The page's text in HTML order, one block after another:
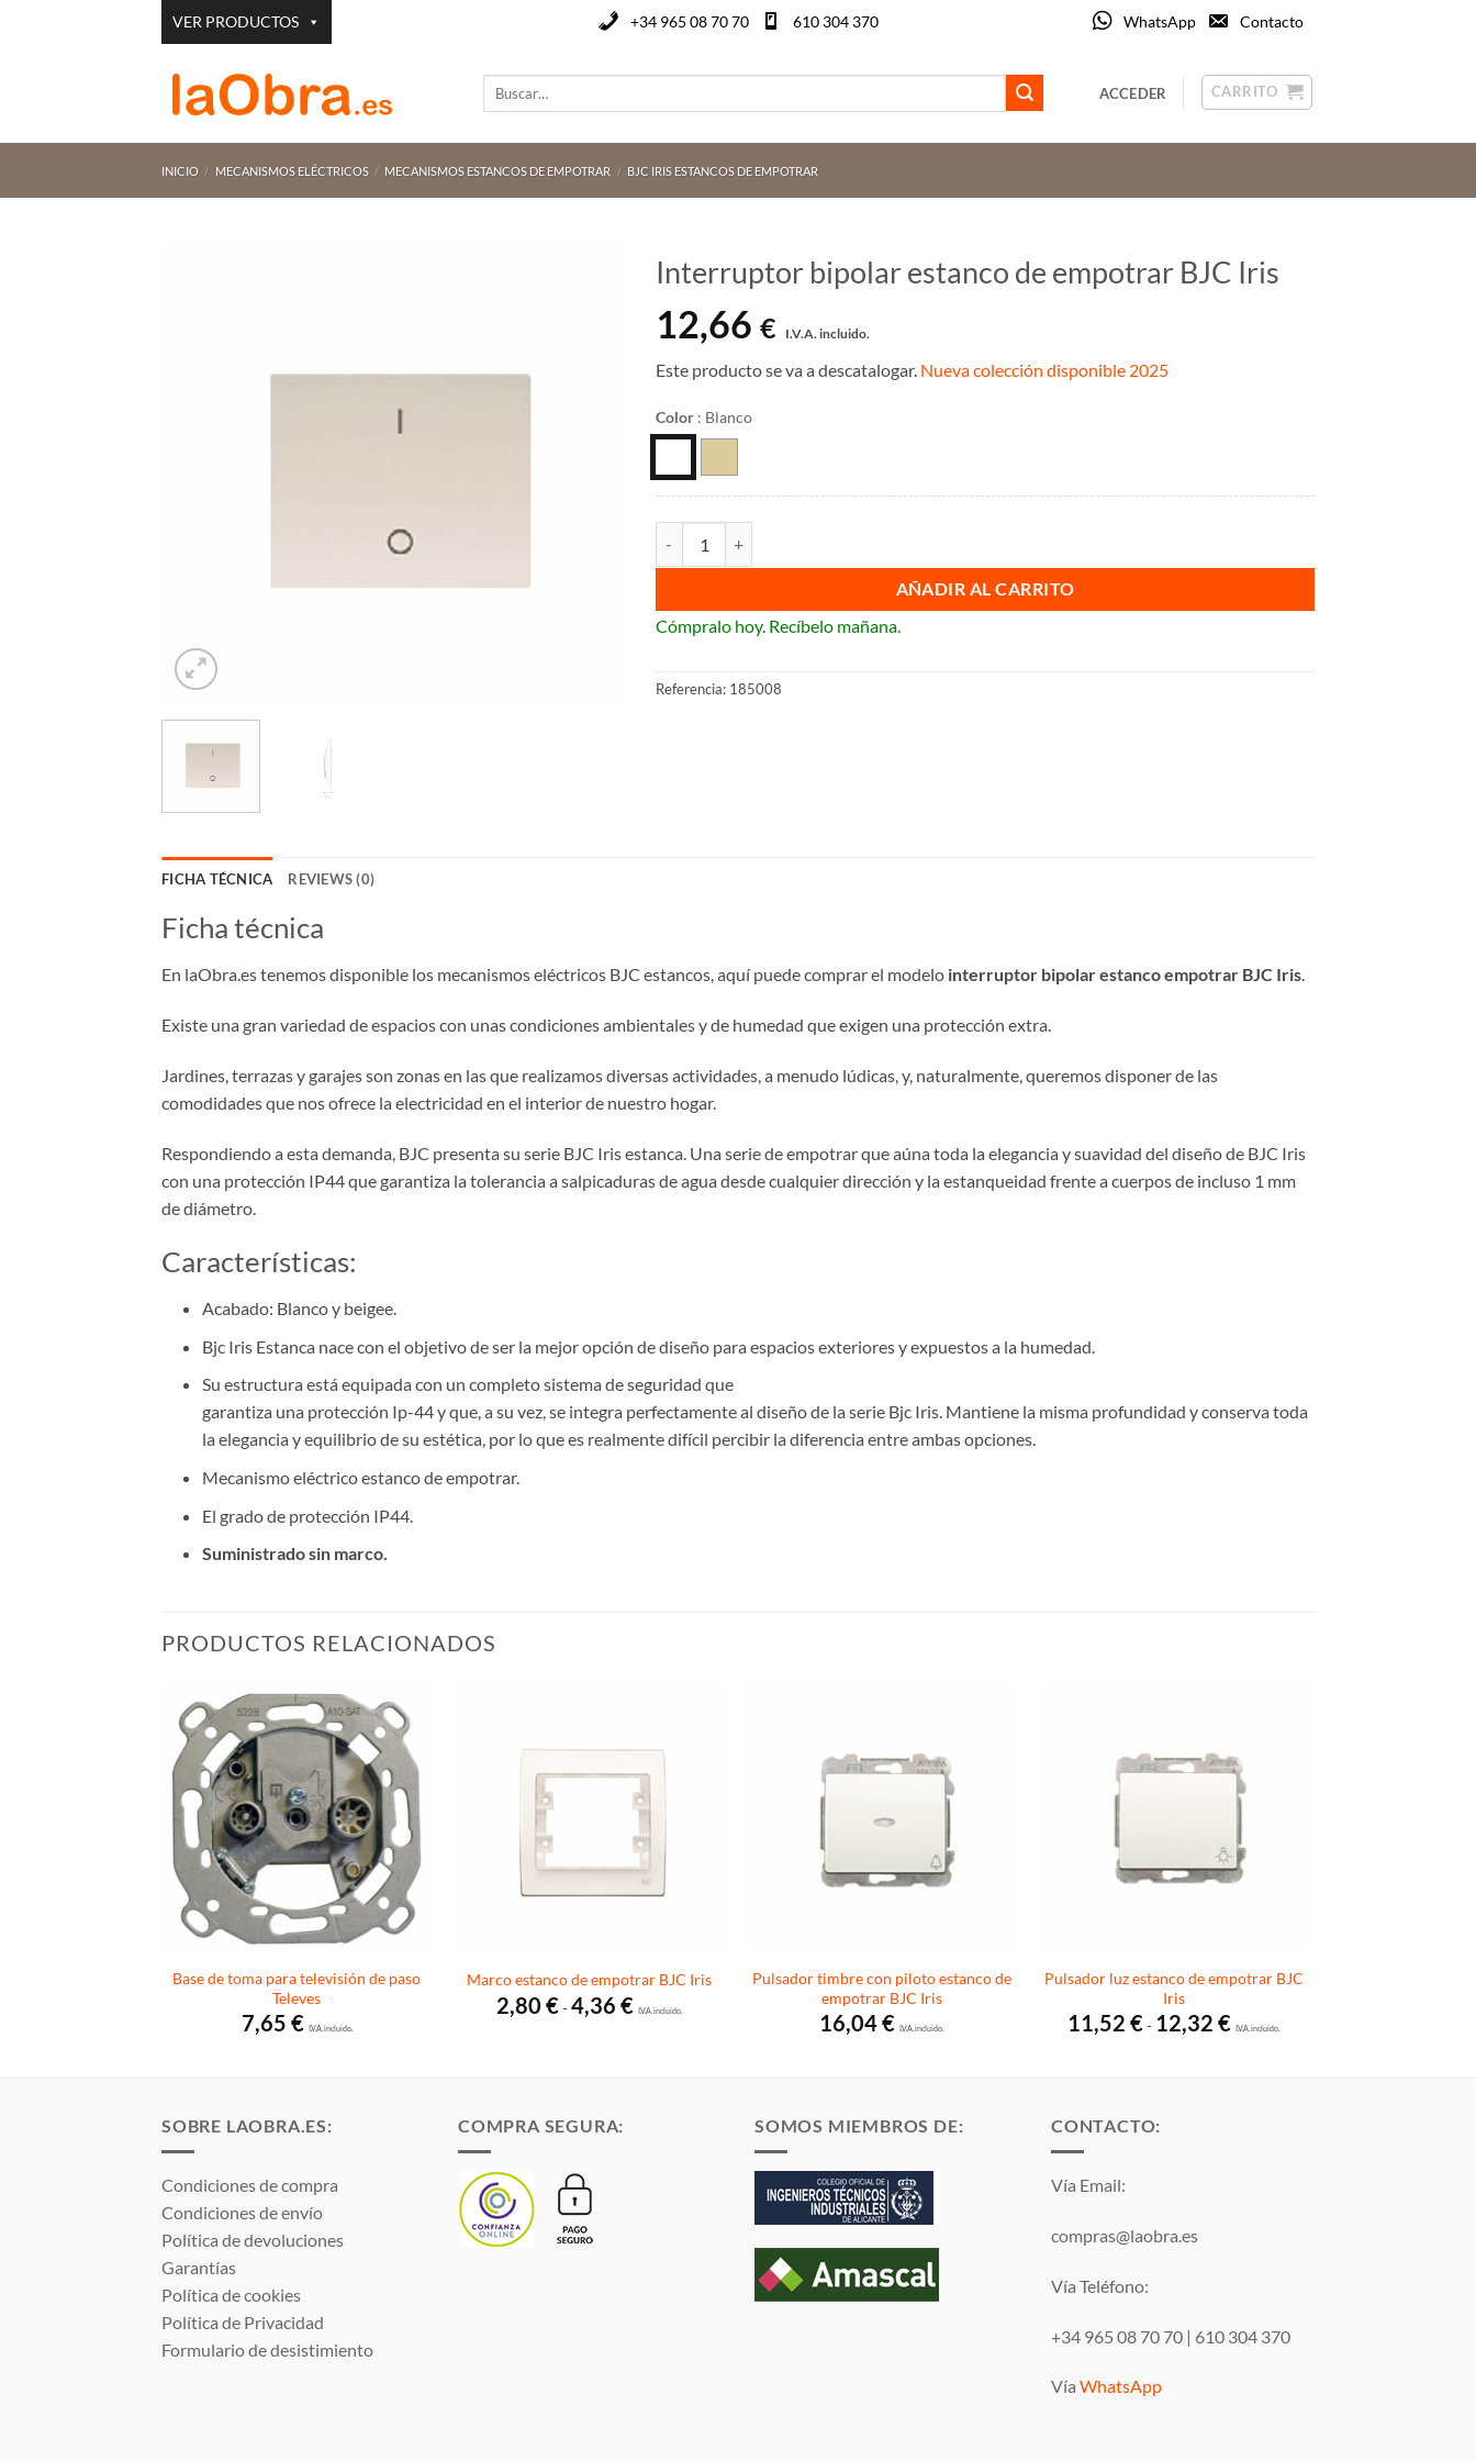
VER PRODUCTOS +34 965 08 70 70 610 304 370 WhatsApp Contacto
Buscar
ACCEDER CARRITO
INICIO / MECANISMOS ELÉCTRICOS / MECANISMOS ESTANCOS DE EMPOTRAR / BJC IRIS ESTANCOS DE EMPOTRAR
Interruptor bipolar estanco de empotrar BJC Iris
12,66 € I.V.A. incluido.
Este producto se va a descatalogar. Nueva colección disponible 2025
Color : Blanco
AÑADIR AL CARRITO
Cómpralo hoy. Recíbelo mañana.
Referencia: 185008
FICHA TÉCNICA REVIEWS (0)
Ficha técnica
En laObra.es tenemos disponible los mecanismos eléctricos BJC estancos, aquí puede comprar el modelo interruptor bipolar estanco empotrar BJC Iris.
Existe una gran variedad de espacios con unas condiciones ambientales y de humedad que exigen una protección extra.
Jardines, terrazas y garajes son zonas en las que realizamos diversas actividades, a menudo lúdicas, y, naturalmente, queremos disponer de las
comodidades que nos ofrece la electricidad en el interior de nuestro hogar.
Respondiendo a esta demanda, BJC presenta su serie BJC Iris estanca. Una serie de empotrar que aúna toda la elegancia y suavidad del diseño de BJC Iris
con una protección IP44 que garantiza la tolerancia a salpicaduras de agua desde cualquier dirección y la estanqueidad frente a cuerpos de incluso 1 mm
de diámetro.
Características:
Acabado: Blanco y beigee.
Bjc Iris Estanca nace con el objetivo de ser la mejor opción de diseño para espacios exteriores y expuestos a la humedad.
Su estructura está equipada con un completo sistema de seguridad que
garantiza una protección Ip-44 y que, a su vez, se integra perfectamente al diseño de la serie Bjc Iris. Mantiene la misma profundidad y conserva toda
la elegancia y equilibrio de su estética, por lo que es realmente difícil percibir la diferencia entre ambas opciones.
Mecanismo eléctrico estanco de empotrar.
El grado de protección IP44.
Suministrado sin marco.
PRODUCTOS RELACIONADOS
Base de toma para televisión de paso
Televes
7,65 €I.V.A. incluido.
Marco estanco de empotrar BJC Iris
2,80 €-4,36 €Rango
de
I.V.A. incluido.
Pulsador timbre con piloto estanco de
empotrar BJC Iris
16,04€ I.V.A. incluido.
Pulsador luz estanco de empotrar BJC
Iris
11,52€- 12,32€deI.V.A. incluido.
SOBRE LAOBRA.ES:
Condiciones de compra
Condiciones de envío
Política de devoluciones
Garantías
Política de cookies
Política de Privacidad
Formulario de desistimiento
COMPRA SEGURA: SOMOS MIEMBROS DE: CONTACTO:
Vía Email:
compras@laobra.es
Vía Teléfono:
+34 965 08 70 70 | 610 304 370
Vía WhatsApp